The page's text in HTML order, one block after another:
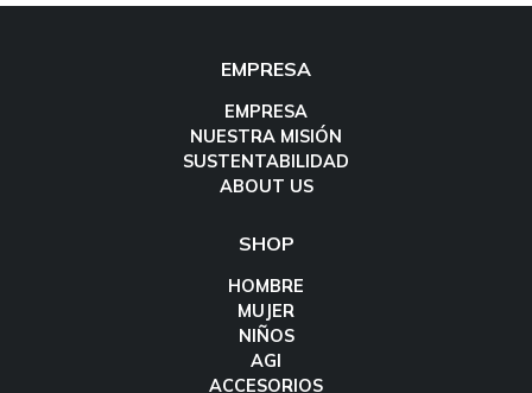
EMPRESA
EMPRESA
NUESTRA MISIÓN
SUSTENTABILIDAD
ABOUT US
SHOP
HOMBRE
MUJER
NIÑOS
AGI
ACCESORIOS